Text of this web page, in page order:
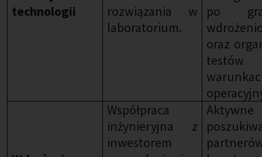
technologii
rozwiązania w
laboratorium.
po
oraz
Współpraca
inżynieryjna z
inwestorem
Aktywne